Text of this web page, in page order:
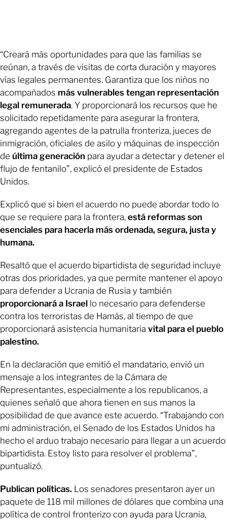
“Creará más oportunidades para que las familias se
reúnan, a través de visitas de corta duración y mayores
vías legales permanentes. Garantiza que los niños no
acompañados más vulnerables tengan representación
legal remunerada. Y proporcionará los recursos que he
solicitado repetidamente para asegurar la frontera,
agregando agentes de la patrulla fronteriza, jueces de
inmigración, oficiales de asilo y máquinas de inspección
de última generación para ayudar a detectar y detener el
flujo de fentanilo”, explicó el presidente de Estados
Unidos.
Explicó que si bien el acuerdo no puede abordar todo lo
que se requiere para la frontera, está reformas son
esenciales para hacerla más ordenada, segura, justa y
humana.
Resaltó que el acuerdo bipartidista de seguridad incluye
otras dos prioridades, ya que permite mantener el apoyo
para defender a Ucrania de Rusia y también
proporcionará a Israel lo necesario para defenderse
contra los terroristas de Hamás, al tiempo de que
proporcionará asistencia humanitaria vital para el pueblo
palestino.
En la declaración que emitió el mandatario, envió un
mensaje a los integrantes de la Cámara de
Representantes, especialmente a los republicanos, a
quienes señaló que ahora tienen en sus manos la
posibilidad de que avance este acuerdo. “Trabajando con
mi administración, el Senado de los Estados Unidos ha
hecho el arduo trabajo necesario para llegar a un acuerdo
bipartidista. Estoy listo para resolver el problema”,
puntualizó.
Publican políticas. Los senadores presentaron ayer un
paquete de 118 mil millones de dólares que combina una
política de control fronterizo con ayuda para Ucrania,